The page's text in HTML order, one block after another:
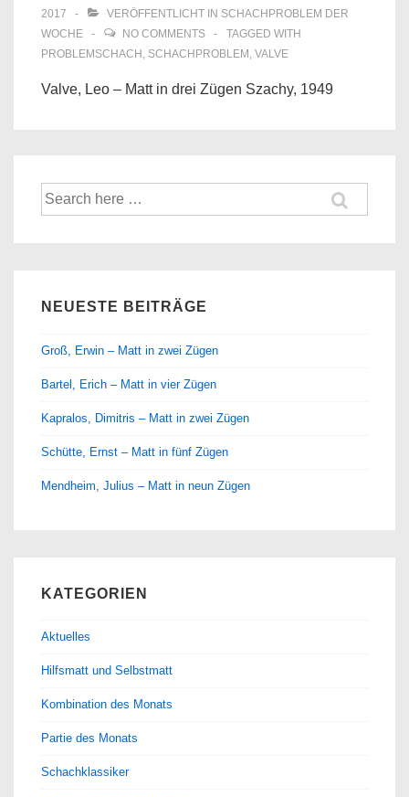
2017 VERÖFFENTLICHT IN SCHACHPROBLEM DER
WOCHE
NO COMMENTS
TAGGED WITH
PROBLEMSCHACH , SCHACHPROBLEM , VALVE
Valve, Leo – Matt in drei Zügen Szachy, 1949
Suche
nach:
NEUESTE BEITRÄGE
Groß, Erwin – Matt in zwei Zügen
Bartel, Erich – Matt in vier Zügen
Kapralos, Dimitris – Matt in zwei Zügen
Schütte, Ernst – Matt in fünf Zügen
Mendheim, Julius – Matt in neun Zügen
KATEGORIEN
Aktuelles
Hilfsmatt und Selbstmatt
Kombination des Monats
Partie des Monats
Schachklassiker